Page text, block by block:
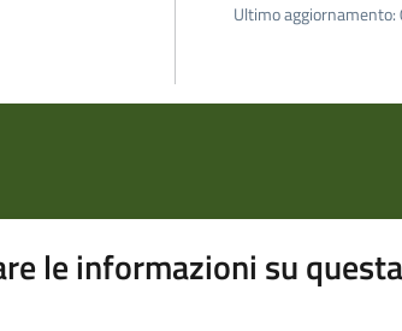
Ultimo aggiornamento:
le informazioni su